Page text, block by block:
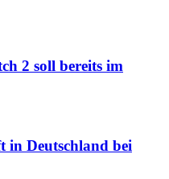
2 soll bereits im
in Deutschland bei